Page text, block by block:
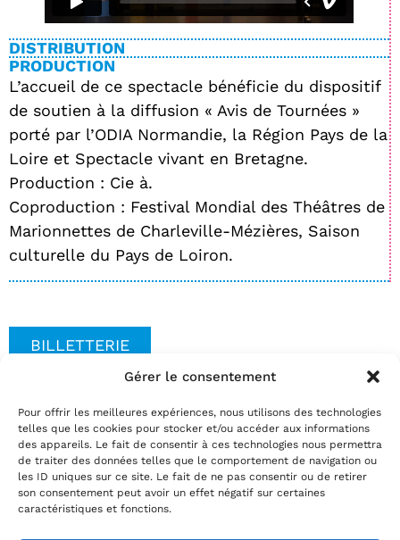
Gérer le consentement
Pour offrir les meilleures expériences, nous utilisons des technologies
telles que les cookies pour stocker et/ou accéder aux informations
des appareils. Le fait de consentir à ces technologies nous permettra
de traiter des données telles que le comportement de navigation ou
les ID uniques sur ce site. Le fait de ne pas consentir ou de retirer
son consentement peut avoir un effet négatif sur certaines
caractéristiques et fonctions.
DISTRIBUTION
PRODUCTION
L’accueil de ce spectacle bénéficie du dispositif
de soutien à la diffusion « Avis de Tournées »
porté par l’ODIA Normandie, la Région Pays de la
Loire et Spectacle vivant en Bretagne.
Production : Cie à.
Coproduction : Festival Mondial des Théâtres de
Marionnettes de Charleville-Mézières, Saison
culturelle du Pays de Loiron.
BILLETTERIE
Date(s)
Réservez
par téléphone au02.35.29.22.81
par mailinfo@theatrelepassage.fr